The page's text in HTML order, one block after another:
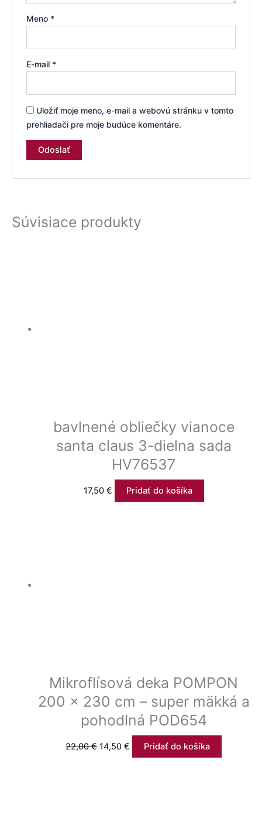
Meno *
E-mail *
Uložiť moje meno, e-mail a webovú stránku v tomto
prehliadači pre moje budúce komentáre.
Súvisiace produkty
bavlnené obliečky vianoce
santa claus 3-dielna sada
HV76537
17,50 € Pridať do košíka
Mikroflísová deka POMPON
200 x 230 cm – super mäkká a
pohodlná POD654
22,00€ 14,50€ Pridať do košíka